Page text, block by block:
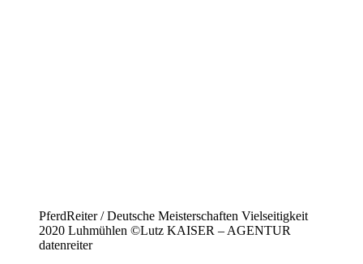
PferdReiter / Deutsche Meisterschaften Vielseitigkeit
2020 Luhmühlen ©Lutz KAISER – AGENTUR
datenreiter